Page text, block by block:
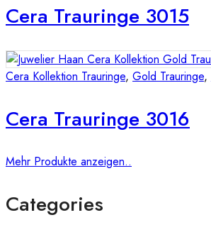
Cera Trauringe 3015
Cera Kollektion Trauringe, Gold Trauringe,
Cera Trauringe 3016
Mehr Produkte anzeigen..
Categories